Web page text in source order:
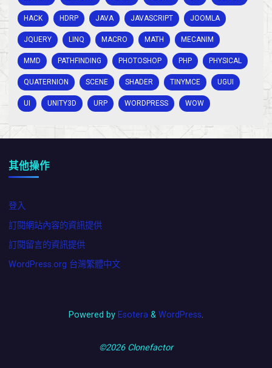
HACK HDRP JAVA JAVASCRIPT JOOMLA
JQUERY LINQ MACRO MATH MECANIM
MMD PATHFINDING PHOTOSHOP PHP PHYSICAL
QUATERNION SCENE SHADER TINYMCE UGUI
UI UNITY3D URP WORDPRESS WOW
其他操作
登入
訂閱網站內容的資訊提供
訂閱留言的資訊提供
WordPress.org 台灣繁體中文
Powered by Esotera & WordPress.
©2026 Clonefactor